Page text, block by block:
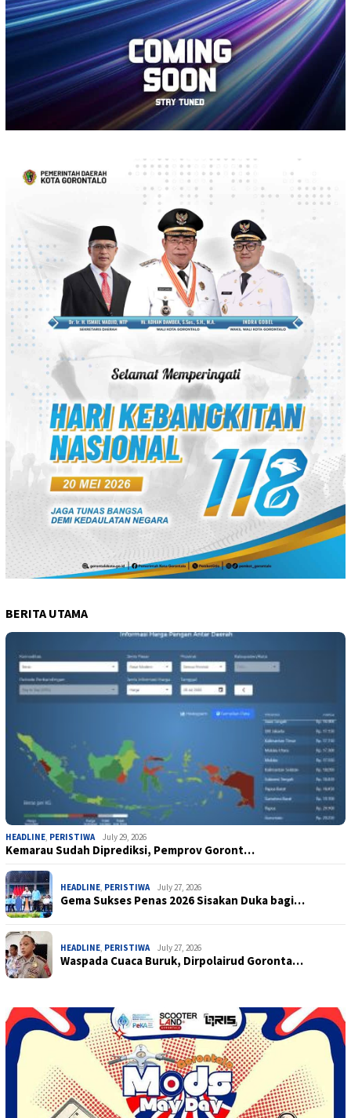
BERITA UTAMA
HEADLINE PERISTIWA July 29, 2026
Kemarau Sudah Diprediksi, Pemprov Goront…
HEADLINE PERISTIWA July 27, 2026
Gema Sukses Penas 2026 Sisakan Duka bagi…
HEADLINE PERISTIWA July 27, 2026
Waspada Cuaca Buruk, Dirpolairud Goronta…